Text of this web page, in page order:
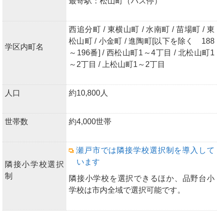
学区内町名
西追分町 / 東横山町 / 水南町 / 苗場町 / 東
松山町 / 小金町 / 進陶町[以下を除く 188
～196番] / 西松山町1～4丁目 / 北松山町1
～2丁目 / 上松山町1～2丁目
人口 約10,800人
世帯数 約4,000世帯
隣接小学校選択
制
瀬戸市では隣接学校選択制を導入して
います
隣接小学校を選択できるほか、品野台小
学校は市内全域で選択可能です。